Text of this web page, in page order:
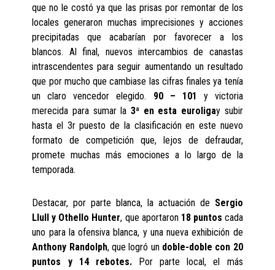
que no le costó ya que las prisas por remontar de los
locales generaron muchas imprecisiones y acciones
precipitadas que acabarían por favorecer a los
blancos. Al final, nuevos intercambios de canastas
intrascendentes para seguir aumentando un resultado
que por mucho que cambiase las cifras finales ya tenía
un claro vencedor elegido. 90 – 101
y victoria
merecida para sumar la 3ª en esta euroligay subir
hasta el 3r puesto de la clasificación en este nuevo
formato de competición que, lejos de defraudar,
promete muchas más emociones a lo largo de la
temporada.
Destacar, por parte blanca, la actuación de Sergio
Llull y Othello Hunter, que aportaron 18 puntos cada
uno para la ofensiva blanca, y una nueva exhibición de
Anthony Randolph, que logró un doble-doble con 20
puntos y 14 rebotes.Por parte local, el más